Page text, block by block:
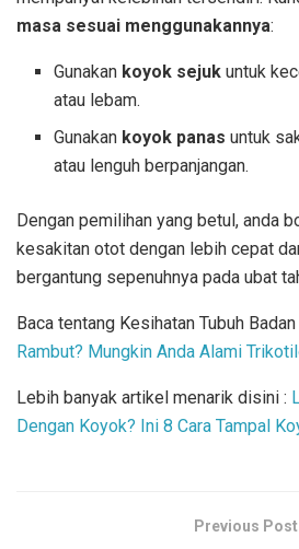
masa sesuai menggunakannya:
Gunakan koyok sejuk untuk
atau lebam.
Gunakan koyok panas untuk
atau lenguh berpanjangan.
Dengan pemilihan yang betul, anda
kesakitan otot dengan lebih cepat
bergantung sepenuhnya pada ubat
Baca tentang Kesihatan Tubuh
Rambut? Mungkin Anda Alami
Lebih banyak artikel menarik disini :
Dengan Koyok? Ini 8 Cara Tampal
Previous Post